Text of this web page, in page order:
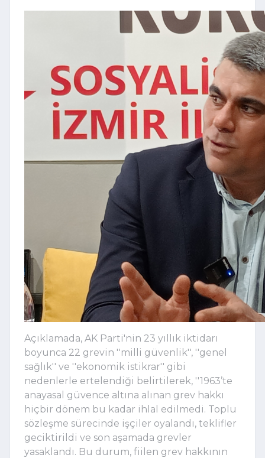
Açıklamada, AK Parti'nin 23 yıllık iktidarı
boyunca 22 grevin ''milli güvenlik'', ''genel
sağlık'' ve ''ekonomik istikrar'' gibi
nedenlerle ertelendiği belirtilerek, ''1963’te
anayasal güvence altına alınan grev hakkı
hiçbir dönem bu kadar ihlal edilmedi. Toplu
sözleşme sürecinde işçiler oyalandı, teklifler
geciktirildi ve son aşamada grevler
yasaklandı. Bu durum, fiilen grev hakkının